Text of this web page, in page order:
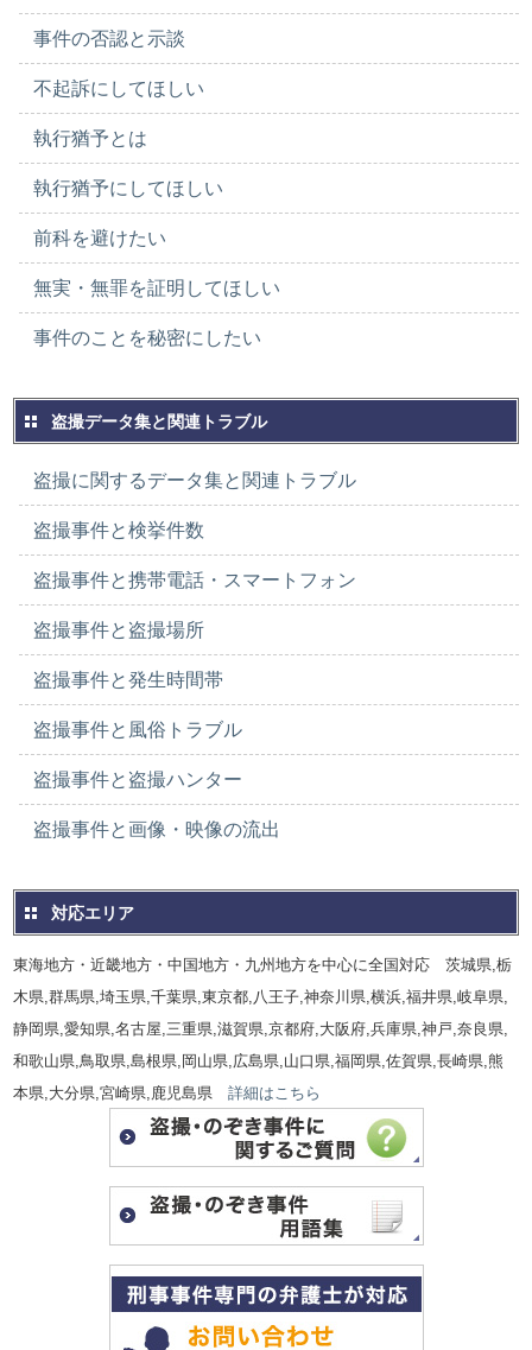
事件の否認と示談
不起訴にしてほしい
執行猶予とは
執行猶予にしてほしい
前科を避けたい
無実・無罪を証明してほしい
事件のことを秘密にしたい
盗撮データ集と関連トラブル
盗撮に関するデータ集と関連トラブル
盗撮事件と検挙件数
盗撮事件と携帯電話・スマートフォン
盗撮事件と盗撮場所
盗撮事件と発生時間帯
盗撮事件と風俗トラブル
盗撮事件と盗撮ハンター
盗撮事件と画像・映像の流出
対応エリア
東海地方・近畿地方・中国地方・九州地方を中心に全国対応 茨城県,栃
木県,群馬県,埼玉県,千葉県,東京都,八王子,神奈川県,横浜,福井県,岐阜県,
静岡県,愛知県,名古屋,三重県,滋賀県,京都府,大阪府,兵庫県,神戸,奈良県,
和歌山県,鳥取県,島根県,岡山県,広島県,山口県,福岡県,佐賀県,長崎県,熊
本県,大分県,宮崎県,鹿児島県詳細はこちら